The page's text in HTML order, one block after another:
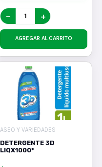
− +
AGREGAR AL CARRITO
ASEO Y VARIEDADES
DETERGENTE 3D
LIQX1000*